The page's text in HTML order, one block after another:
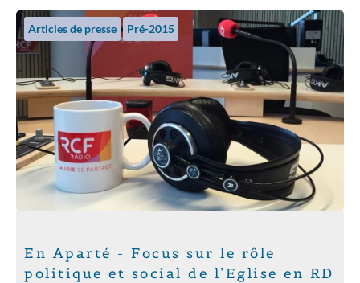
Articles de presse Pré-2015
En Aparté - Focus sur le rôle
politique et social de l’Eglise en RD